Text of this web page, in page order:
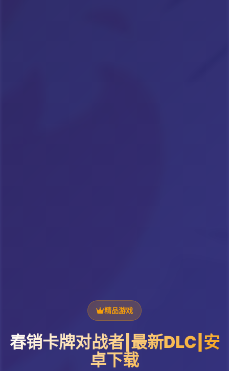
精品游戏
春销卡牌对战者|最新DLC|安
卓下载